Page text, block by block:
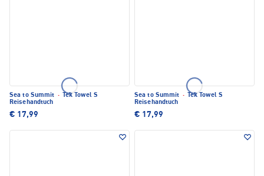
Sea to Summit ·
Tek Towel S
Reisehandtuch
€ 17,99
Sea to Summit ·
Tek Towel S
Reisehandtuch
€ 17,99